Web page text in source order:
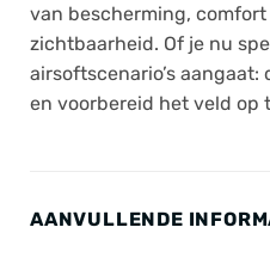
van bescherming,
zichtbaarheid. Of je nu
airsoftscenario’s
en voorbereid het veld op
AANVULLENDE